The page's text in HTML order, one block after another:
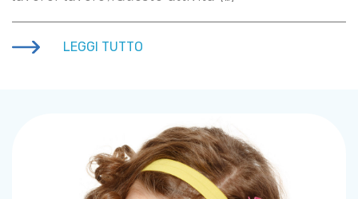
LEGGI TUTTO